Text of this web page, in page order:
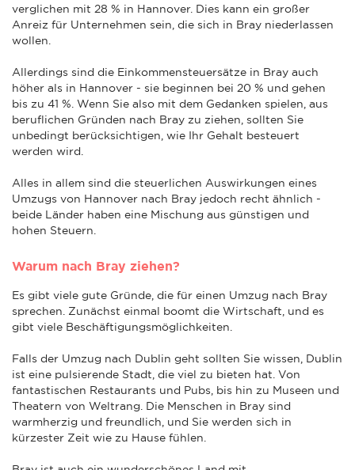
verglichen mit 28 % in Hannover. Dies kann ein großer
Anreiz für Unternehmen sein, die sich in Bray niederlassen
wollen.
Allerdings sind die Einkommensteuersätze in Bray auch
höher als in Hannover - sie beginnen bei 20 % und gehen
bis zu 41 %. Wenn Sie also mit dem Gedanken spielen, aus
beruflichen Gründen nach Bray zu ziehen, sollten Sie
unbedingt berücksichtigen, wie Ihr Gehalt besteuert
werden wird.
Alles in allem sind die steuerlichen Auswirkungen eines
Umzugs von Hannover nach Bray jedoch recht ähnlich -
beide Länder haben eine Mischung aus günstigen und
hohen Steuern.
Warum nach Bray ziehen?
Es gibt viele gute Gründe, die für einen Umzug nach Bray
sprechen. Zunächst einmal boomt die Wirtschaft, und es
gibt viele Beschäftigungsmöglichkeiten.
Falls der Umzug nach Dublin geht sollten Sie wissen, Dublin
ist eine pulsierende Stadt, die viel zu bieten hat. Von
fantastischen Restaurants und Pubs, bis hin zu Museen und
Theatern von Weltrang. Die Menschen in Bray sind
warmherzig und freundlich, und Sie werden sich in
kürzester Zeit wie zu Hause fühlen.